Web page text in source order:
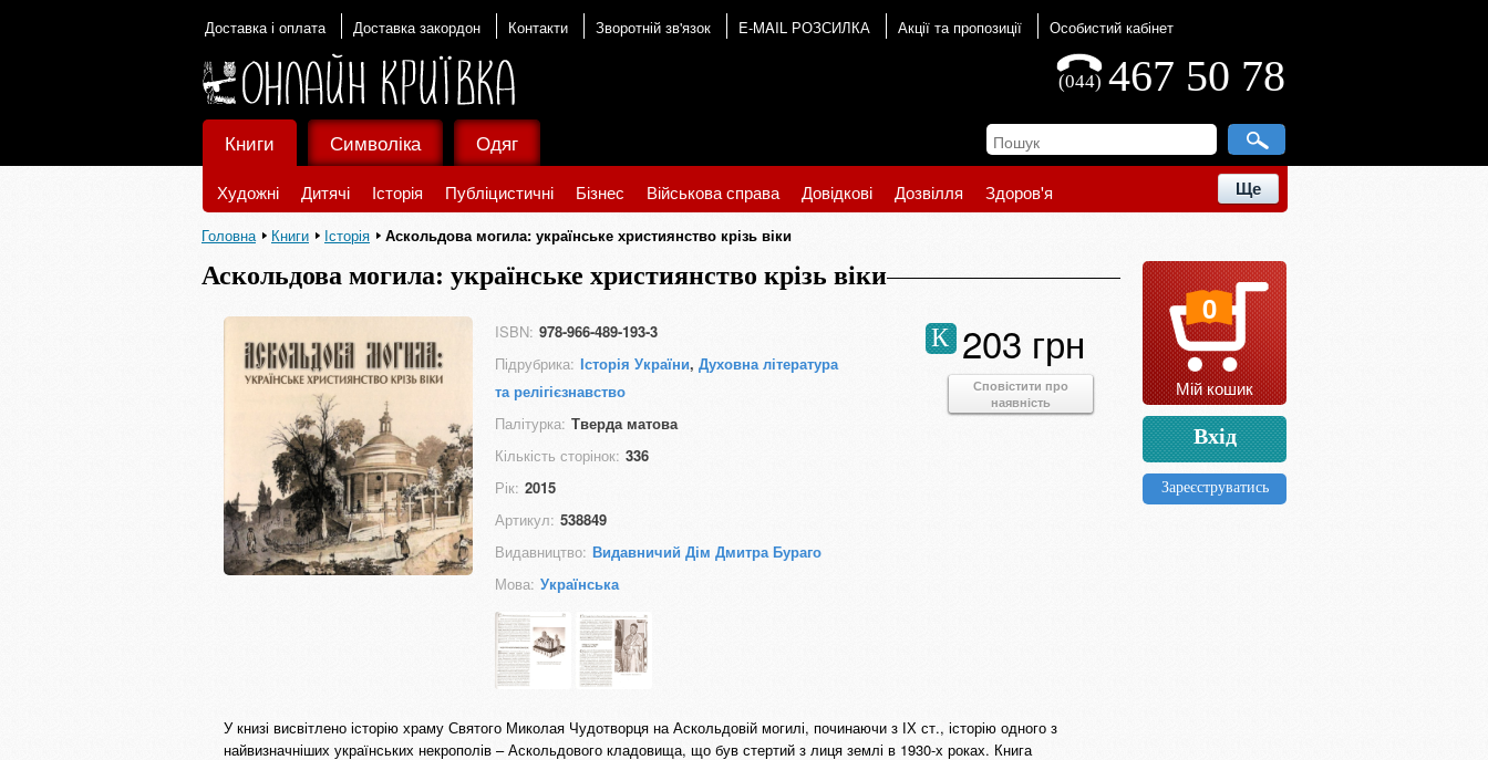
Доставка і оплата Доставка закордон Контакти Зворотній зв'язок E-MAIL РОЗСИЛКА Акції та пропозиції Особистий кабінет
467 50 78
(044)
Книги
Художні Дитячі Історія Публіцистичні Бізнес Військова справа Довідкові Дозвілля Здоров'я Ще
Символіка Одяг
Головна Книги Історія Аскольдова могила: українське християнство крізь віки
Аскольдова могила: українське християнство крізь віки
ISBN: 978-966-489-193-3
Підрубрика: Історія України, Духовна література
та релігієзнавство
Палітурка: Тверда матова
Кількість сторінок: 336
Рік: 2015
Артикул: 538849
Видавництво: Видавничий Дім Дмитра Бураго
Мова: Українська
203 грн
К
Сповістити про
наявність
У книзі висвітлено історію храму Святого Миколая Чудотворця на Аскольдовій могилі, починаючи з ІХ ст., історію одного з
найвизначніших українських некрополів – Аскольдового кладовища, що був стертий з лиця землі в 1930-х роках. Книга
0
Мій кошик
Вхід
Зареєструватись